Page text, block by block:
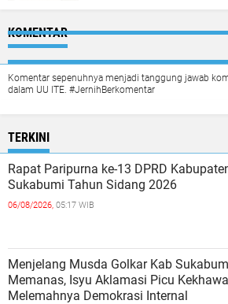
KOMENTAR
Komentar sepenuhnya menjadi tanggung jawab
dalam UU ITE. #JernihBerkomentar
TERKINI
Rapat Paripurna ke-13 DPRD
Sukabumi Tahun Sidang 2026
06/08/2026, 05:17 WIB
Menjelang Musda Golkar Kab
Memanas, Isyu Aklamasi Picu
Melemahnya Demokrasi Internal